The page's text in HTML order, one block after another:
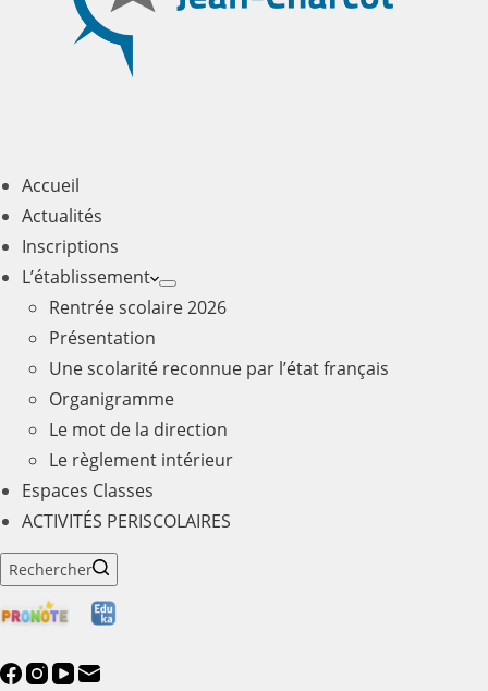
Accueil
Actualités
Inscriptions
L’établissement
Rentrée scolaire 2026
Présentation
Une scolarité reconnue par l’état français
Organigramme
Le mot de la direction
Le règlement intérieur
Espaces Classes
ACTIVITÉS PERISCOLAIRES
Rechercher